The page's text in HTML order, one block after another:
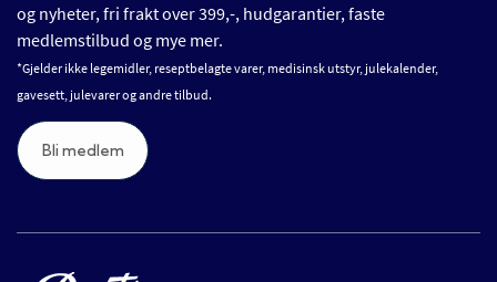
og nyheter, fri frakt over 399,-, hudgarantier, faste
medlemstilbud og mye mer.
*Gjelder ikke legemidler, reseptbelagte varer, medisinsk utstyr, julekalender,
gavesett, julevarer og andre tilbud.
Bli medlem